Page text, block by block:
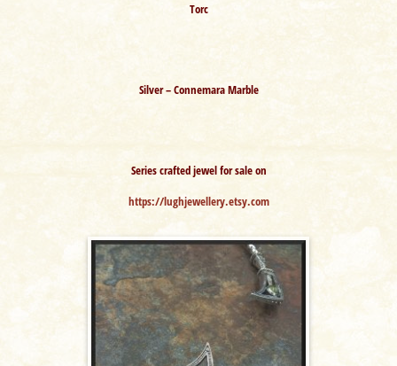
Torc
Silver – Connemara Marble
Series crafted jewel for sale on
https://lughjewellery.etsy.com